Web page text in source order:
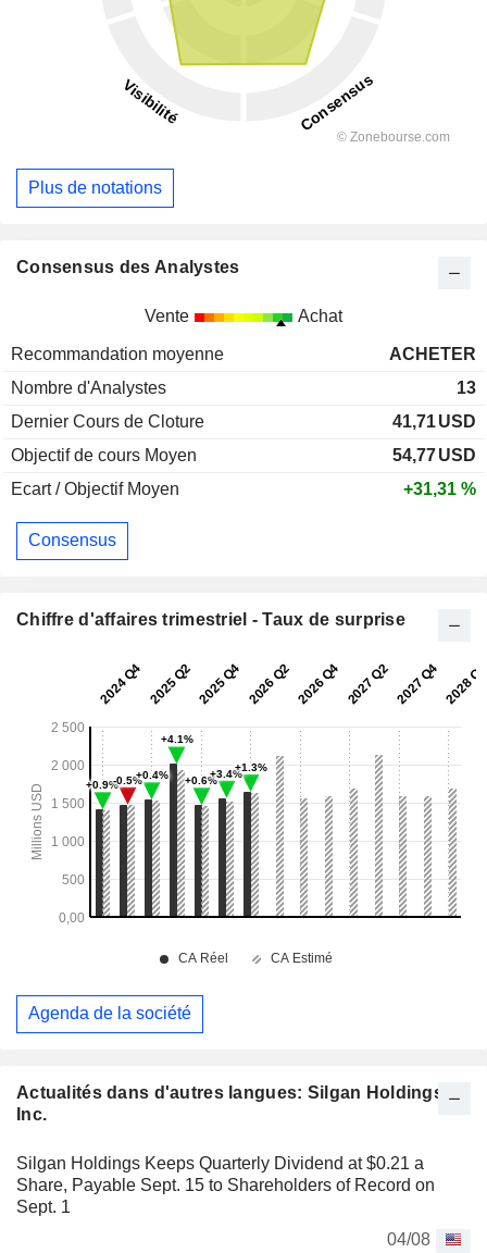
Actualités dans d'autres langues: Silgan Holdings
Inc.
Silgan Holdings Keeps Quarterly Dividend at $0.21 a
Share, Payable Sept. 15 to Shareholders of Record on
Sept. 1
04/08
Plus de notations
Consensus des Analystes
Vente Achat
Recommandation moyenne
ACHETER
Nombre d'Analystes
13
Dernier Cours de Cloture
41,71USD
Objectif de cours Moyen
54,77USD
Ecart / Objectif Moyen
+31,31 %
Consensus
Chiffre d'affaires trimestriel - Taux de surprise
Agenda de la société